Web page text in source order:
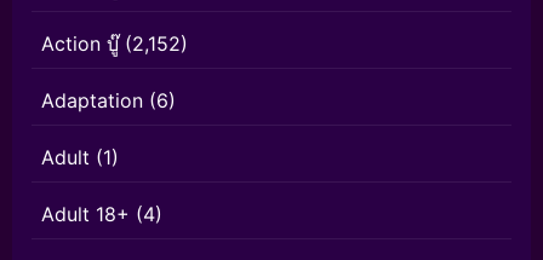
Action บู๊(2,152)
Adaptation (6)
Adult (1)
Adult 18+ (4)